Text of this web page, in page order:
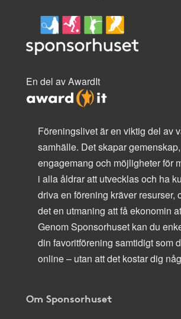
En del av AwardIt
Föreningslivet är en viktig del av
samhälle. Det skapar gemenskap,
engagemang och möjligheter för
i alla åldrar att utvecklas och ha
driva en förening kräver resurser,
det en utmaning att få ekonomin
Genom Sponsorhuset kan du
din favoritförening samtidigt som
online – utan att det kostar dig
Om Sponsorhuset